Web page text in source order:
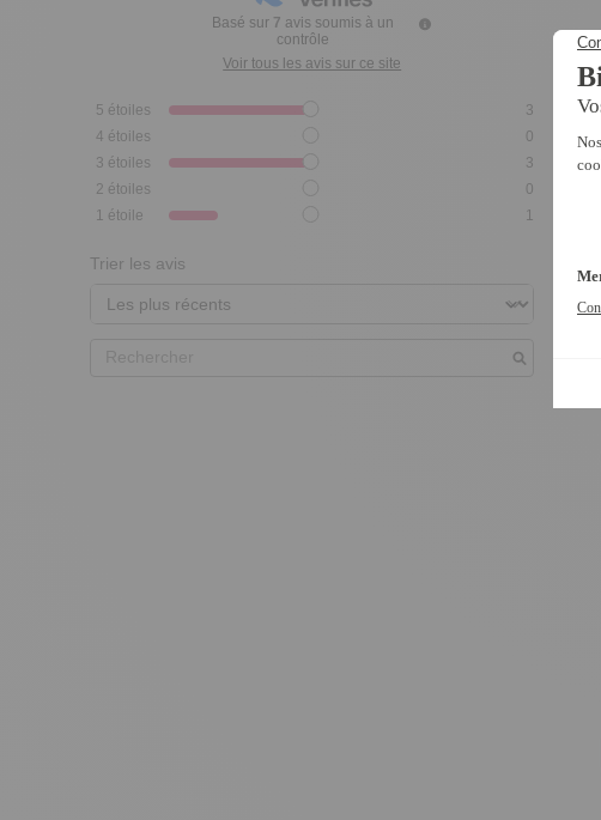
Basé sur 7 avis soumis à un
contrôle
Voir tous les avis sur ce site
5 étoiles
3
4 étoiles
0
3 étoiles
3
2 étoiles
0
1 étoile 1
Trier les avis